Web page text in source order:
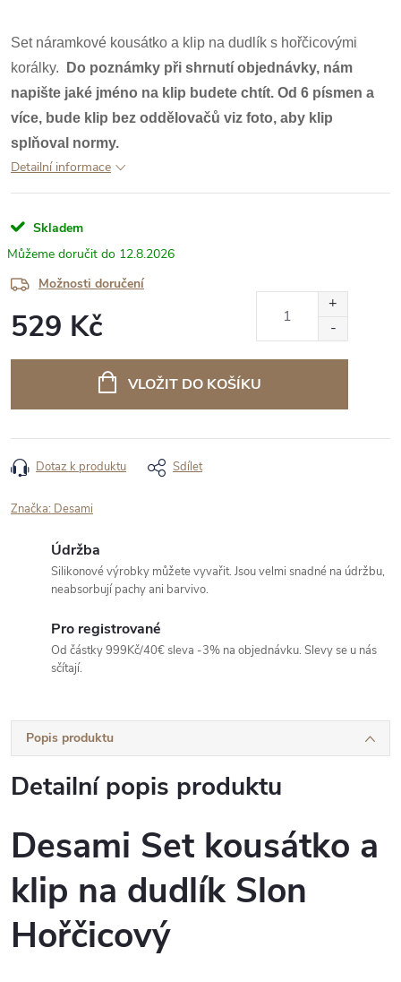
Set náramkové kousátko a klip na dudlík s hořčicovými
korálky.
Do poznámky při shrnutí objednávky, nám
napište jaké jméno na klip budete chtít. Od 6 písmen a
více, bude klip bez oddělovačů viz foto, aby klip
splňoval normy.
Detailní informace
Skladem
12.8.2026
Možnosti doručení
529 Kč
VLOŽIT DO KOŠÍKU
Dotaz k produktu Sdílet
Značka: Desami
Údržba
Silikonové výrobky můžete vyvařit. Jsou velmi snadné na údržbu,
neabsorbují pachy ani barvivo.
Pro registrované
Od částky 999Kč/40€ sleva -3% na objednávku. Slevy se u nás
sčítají.
Popis produktu
Detailní popis produktu
Desami Set kousátko a
klip na dudlík Slon
Hořčicový